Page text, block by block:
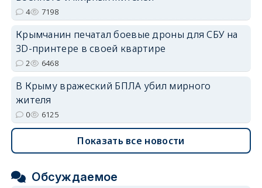
4 7198
Крымчанин печатал боевые дроны для СБУ на
3D-принтере в своей квартире
2 6468
В Крыму вражеский БПЛА убил мирного
жителя
0 6125
Показать все новости
Обсуждаемое